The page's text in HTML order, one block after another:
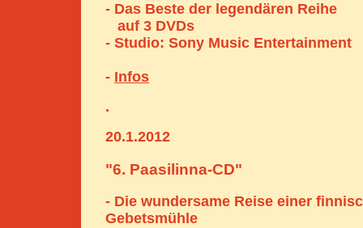
- Das Beste der legendären Reihe
auf 3 DVDs
- Studio: Sony Music Entertainment
- Infos
.
20.1.2012
"6. Paasilinna-CD"
- Die wundersame Reise einer
Gebetsmühle